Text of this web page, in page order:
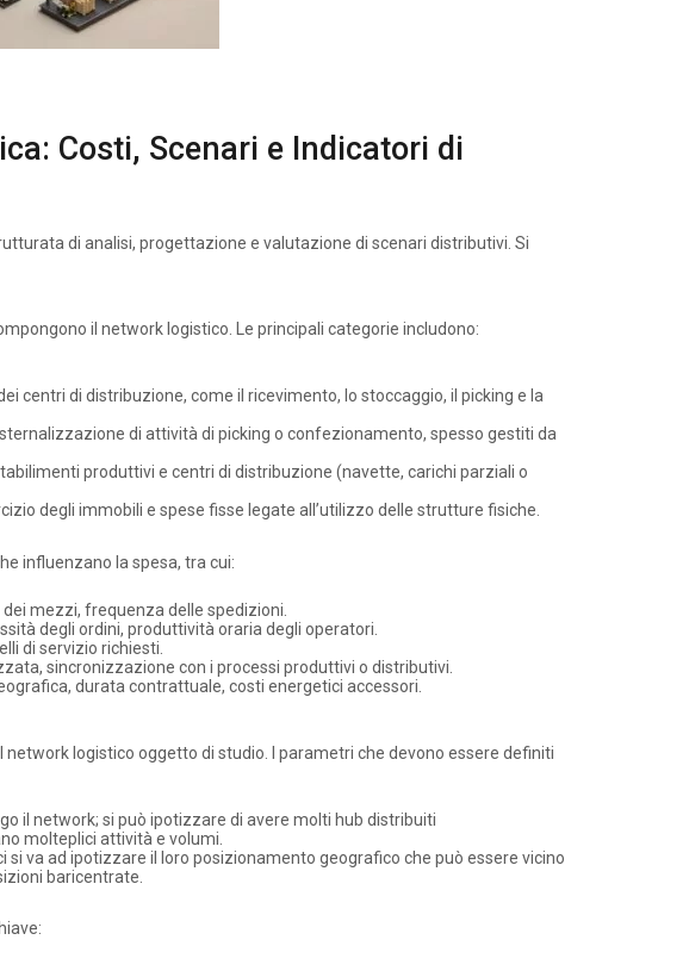
Costi, Scenari e Indicatori di
di analisi, progettazione e valutazione di scenari distributivi. Si
il network logistico. Le principali categorie includono:
centri di distribuzione, come il ricevimento, lo stoccaggio, il picking e la
di attività di picking o confezionamento, spesso gestiti da
produttivi e centri di distribuzione (navette, carichi parziali o
degli immobili e spese fisse legate all’utilizzo delle strutture fisiche.
influenzano la spesa, tra cui:
mezzi, frequenza delle spedizioni.
degli ordini, produttività oraria degli operatori.
di servizio richiesti.
sincronizzazione con i processi produttivi o distributivi.
durata contrattuale, costi energetici accessori.
logistico oggetto di studio. I parametri che devono essere definiti
il network; si può ipotizzare di avere molti hub distribuiti
molteplici attività e volumi.
si va ad ipotizzare il loro posizionamento geografico che può essere vicino
baricentrate.